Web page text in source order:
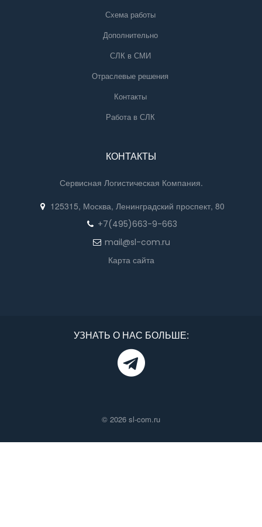
Схема работы
Дополнительно
СЛК в СМИ
Отраслевые решения
Контакты
Работа в СЛК
КОНТАКТЫ
Сервисная Логистическая Компания.
125315, Москва, Ленинградский проспект, 80
+7(495)663-9-663
mail@sl-com.ru
Карта сайта
УЗНАТЬ О НАС БОЛЬШЕ:
© 2026 sl-com.ru